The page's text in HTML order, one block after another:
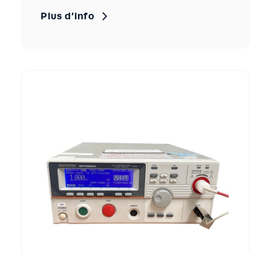
Plus d’info
délivrer un courant allant jusqu’à 7000 A en
AC / 6000 A en DC sur l’ensemble
électrique testé et jusqu’à 140 points de
mesures d’échauffement simultanées.
Normes de références :
IEC 61439-1